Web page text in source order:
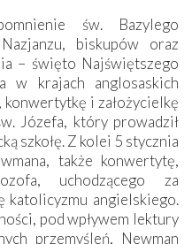
św. Bazylego
biskupów oraz
– święto Najświętszego
w krajach anglosaskich
i założycielkę
Józefa, który prowadził
szkołę. Z kolei 5 stycznia
także konwertytę,
uchodzącego za
katolicyzmu angielskiego.
pod wpływem lektury
przemyśleń, Newman